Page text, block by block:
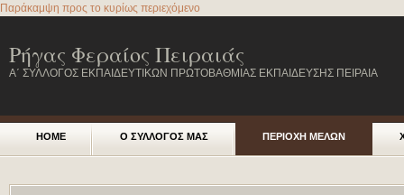
Παράκαμψη προς το κυρίως περιεχόμενο
Ρήγας Φεραίος Πειραιάς
Α΄ ΣΥΛΛΟΓΟΣ ΕΚΠΑΙΔΕΥΤΙΚΩΝ ΠΡΩΤΟΒΑΘΜΙΑΣ ΕΚΠΑΙΔΕΥΣΗΣ ΠΕΙΡΑΙΑ
HOME Ο ΣΥΛΛΟΓΟΣ ΜΑΣ ΠΕΡΙΟΧΗ ΜΕΛΩΝ